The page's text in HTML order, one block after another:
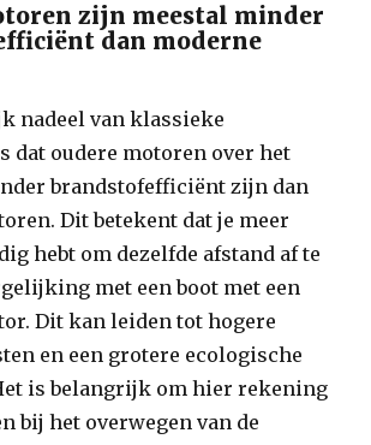
zijn meestal minder
dan moderne
nadeel van klassieke
dat oudere motoren over het
brandstofefficiënt zijn dan
Dit betekent dat je meer
hebt om dezelfde afstand af te
met een boot met een
Dit kan leiden tot hogere
en een grotere ecologische
is belangrijk om hier rekening
bij het overwegen van de